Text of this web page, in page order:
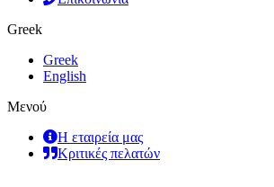
Greek
Greek
English
Μενού
Η εταιρεία μας
Κριτικές πελατών